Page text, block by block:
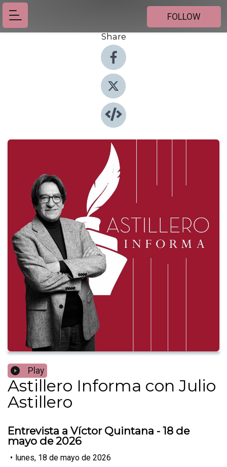
FOLLOW
Share
Play
Astillero Informa con Julio
Astillero
Entrevista a Víctor Quintana - 18 de
mayo de 2026
• lunes, 18 de mayo de 2026